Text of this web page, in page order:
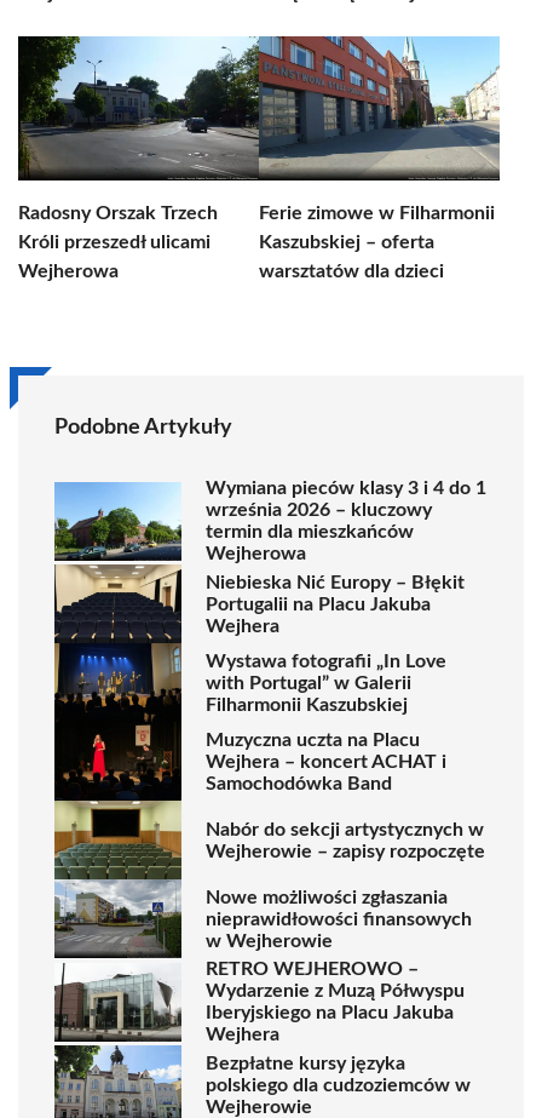
Radosny Orszak Trzech
Króli przeszedł ulicami
Wejherowa
Ferie zimowe w Filharmonii
Kaszubskiej – oferta
warsztatów dla dzieci
Podobne Artykuły
Wymiana pieców klasy 3 i 4 do 1
września 2026 – kluczowy
termin dla mieszkańców
Wejherowa
Niebieska Nić Europy – Błękit
Portugalii na Placu Jakuba
Wejhera
Wystawa fotografii „In Love
with Portugal” w Galerii
Filharmonii Kaszubskiej
Muzyczna uczta na Placu
Wejhera – koncert ACHAT i
Samochodówka Band
Nabór do sekcji artystycznych w
Wejherowie – zapisy rozpoczęte
Nowe możliwości zgłaszania
nieprawidłowości finansowych
w Wejherowie
RETRO WEJHEROWO –
Wydarzenie z Muzą Półwyspu
Iberyjskiego na Placu Jakuba
Wejhera
Bezpłatne kursy języka
polskiego dla cudzoziemców w
Wejherowie